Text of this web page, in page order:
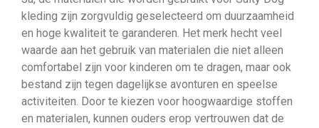
kleding zijn zorgvuldig geselecteerd om duurzaamheid
en hoge kwaliteit te garanderen. Het merk hecht veel
waarde aan het gebruik van materialen die niet alleen
comfortabel zijn voor kinderen om te dragen, maar ook
bestand zijn tegen dagelijkse avonturen en speelse
activiteiten. Door te kiezen voor hoogwaardige stoffen
en materialen, kunnen ouders erop vertrouwen dat de